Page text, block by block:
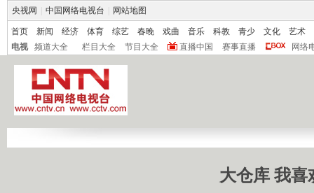
央视网 中国网络电视台 网站地图
首页 新闻 经济 体育 综艺 春晚 戏曲 音乐 科教 青少 文化
艺术
电视
频道大全 栏目大全 节目大全 直播中国 赛事直播 网络
大仓库 我喜